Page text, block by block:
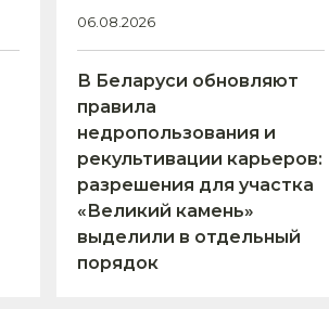
06.08.2026
В Беларуси обновляют
правила
недропользования и
рекультивации карьеров:
разрешения для участка
«Великий камень»
выделили в отдельный
порядок